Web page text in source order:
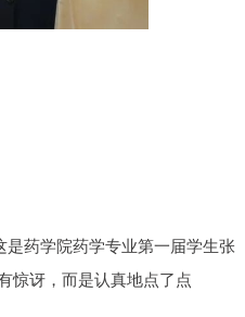
是药学院药学专业第一届学生张
惊讶，而是认真地点了点